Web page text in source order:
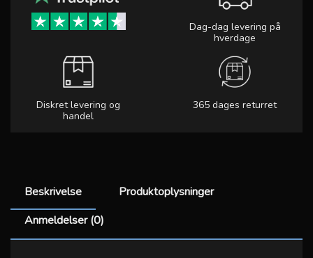
Dag-dag levering på
hverdage
Diskret levering og
handel
365 dages returret
Beskrivelse
Produktoplysninger
Anmeldelser (0)